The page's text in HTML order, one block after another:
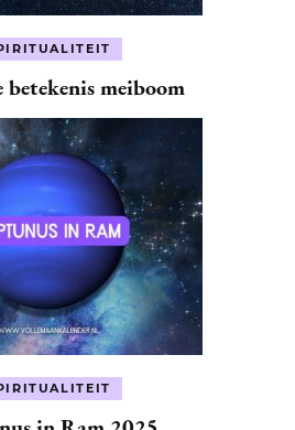
meiboom